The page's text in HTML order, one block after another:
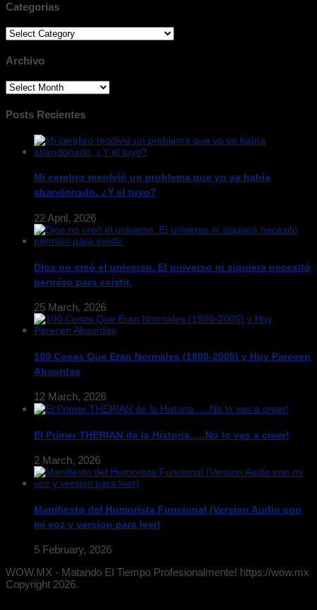
Categorias
Categorias
Archivo
Archivo
Posts Recientes
Mi cerebro resolvió un problema que yo ya había
abandonado. ¿Y el tuyo?
22 April, 2026
Dios no creó el universo. El universo ni siquiera necesitó
permiso para existir.
25 March, 2026
100 Cosas Que Eran Normales (1980-2005) y Hoy Parecen
Absurdas
12 March, 2026
El Primer THERIAN de la Historia…..No lo vas a creer!
2 March, 2026
Manifiesto del Humorista Funcional (Version Audio con
mi voz y version para leer)
5 February, 2026
WOW.MX - Matando El Tiempo Profesionalmente! https://wow.mx
Copyright 2026.